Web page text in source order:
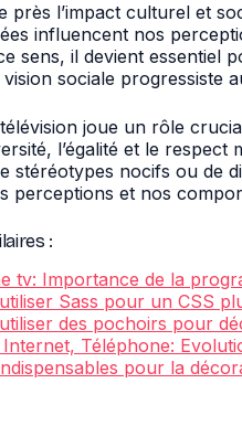
près l’impact culturel et
influencent nos
sens, il devient essentiel
sociale progressiste
joue un rôle
l’égalité et le
stéréotypes nocifs ou de
perceptions et nos
:
tv: Importance de la
Sass pour un CSS
des pochoirs pour
Internet, Téléphone:
pour la